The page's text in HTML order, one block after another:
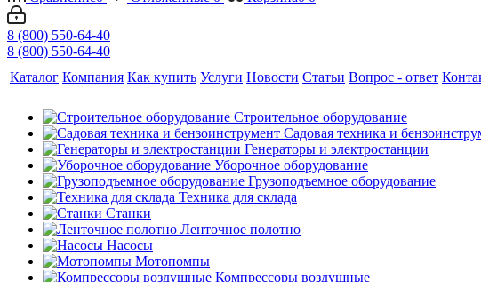
8 (800) 550-64-40
8 (800) 550-64-40
Каталог Компания Как купить Услуги Новости Статьи Вопрос - ответ
Строительное оборудование
Садовая техника и
Генераторы и электростанции
Уборочное оборудование
Грузоподъемное оборудование
Техника для склада
Станки
Ленточное полотно
Насосы
Мотопомпы
Компрессоры воздушные